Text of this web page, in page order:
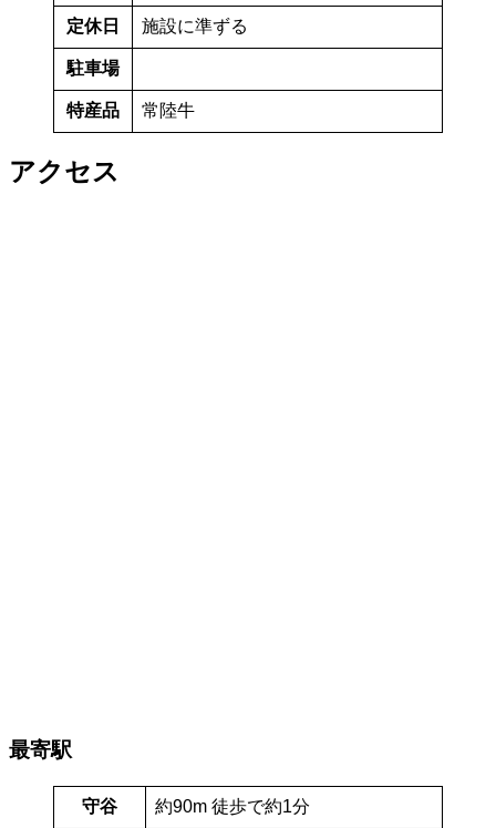
定休日 施設に準ずる
駐車場
特産品 常陸牛
アクセス
最寄駅
守谷 約90m 徒歩で約1分